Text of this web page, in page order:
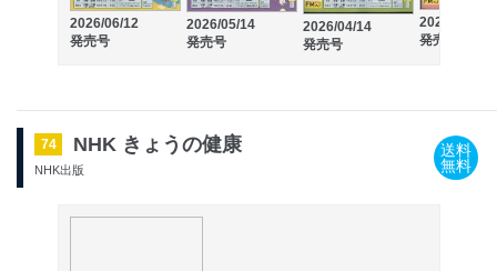
2026/06/12
発売号
2026/05/14
発売号
2026/04/14
発売号
2026/03/13
発売号
74 NHK きょうの健康
NHK出版
送料
無料